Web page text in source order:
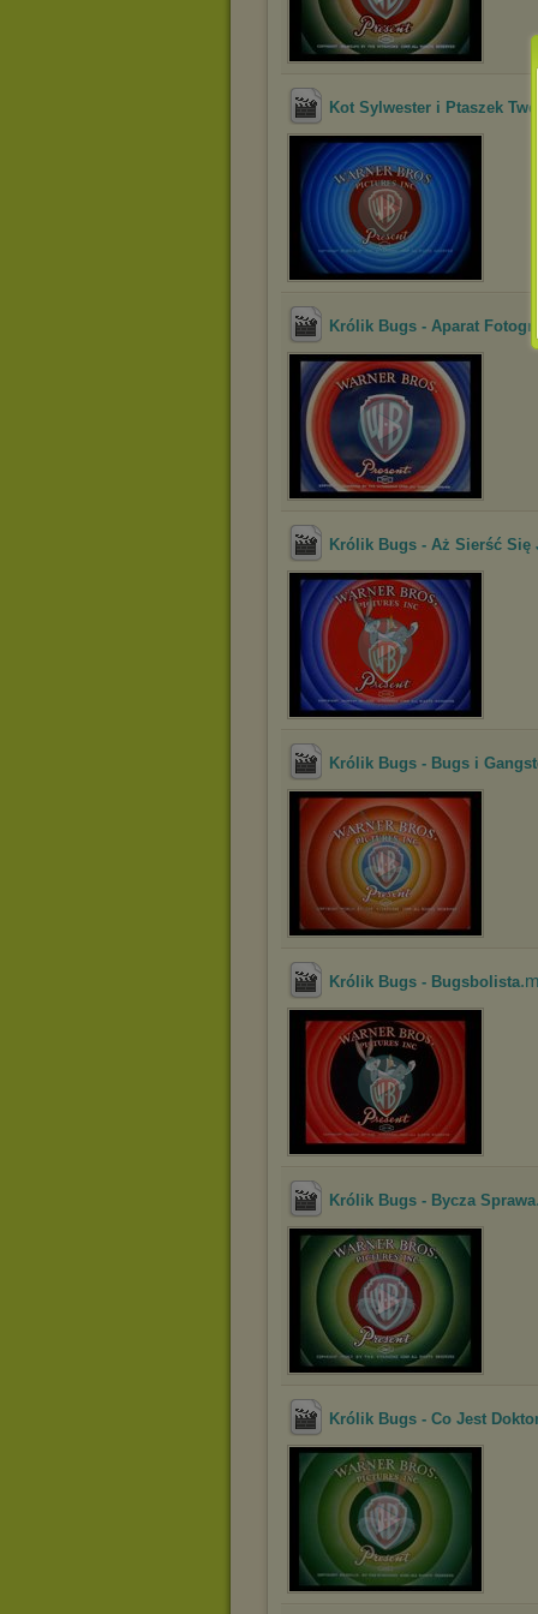
Kot Sylwester i Ptaszek
Królik Bugs - Aparat
Królik Bugs - Aż Sierść Się
Królik Bugs - Bugs i
Królik Bugs - Bugsbolista
Królik Bugs - Bycza Sprawa
Królik Bugs - Co Jest